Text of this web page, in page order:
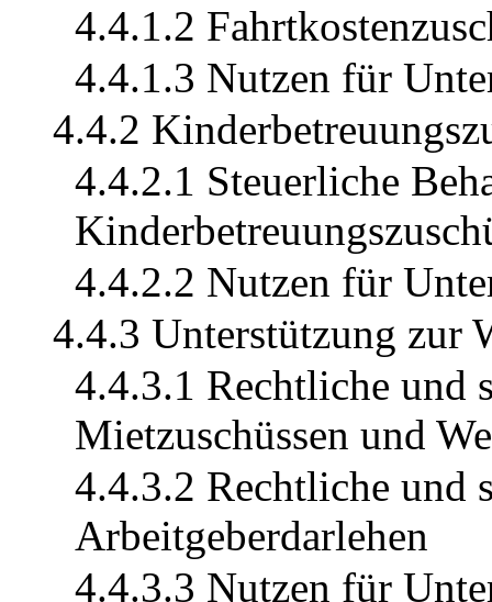
4.4.1.2
4.4.1.3 Nutzen für
4.4.2
4.4.2.1 Steuerliche
4.4.2.2 Nutzen für
4.4.3 Unterstützung zur
4.4.3.1 Rechtliche und
Mietzuschüssen und
4.4.3.2 Rechtliche und
Arbeitgeberdarlehen
4.4.3.3 Nutzen für